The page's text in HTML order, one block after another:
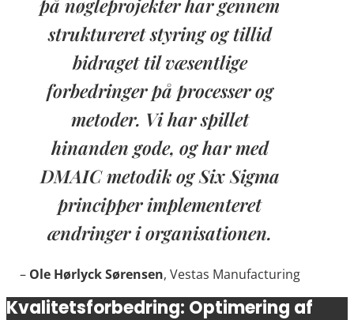
på nøgleprojekter har gennem
struktureret styring og tillid
bidraget til væsentlige
forbedringer på processer og
metoder. Vi har spillet
hinanden gode, og har med
DMAIC metodik og Six Sigma
principper implementeret
ændringer i organisationen.
– Ole Hørlyck Sørensen, Vestas Manufacturing
Kvalitetsforbedring: Optimering af